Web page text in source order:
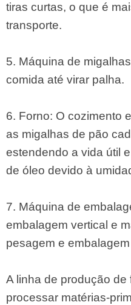
tiras curtas, o que é
transporte.
5. Máquina de
comida até virar palha.
6. Forno: O cozimento
as migalhas de pão
estendendo a vida útil
de óleo devido à
7. Máquina de
embalagem vertical e
pesagem e
A linha de produção
processar matérias-